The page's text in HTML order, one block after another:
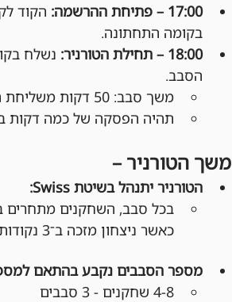
17:00 – פתיחת ההרשמה:
הקוד
בקומה התחתונה.
18:00 – תחילת הטורניר:
נשלח
הסבב.
משך סבב: 50 דקות משליחת ההודעה בוואטסאפ.
תהיה הפסקה של כמה דקות
משך הטורניר –
הטורניר יתנהל בשיטת Swiss:
כאשר ניצחון מזכה ב־3 נקודות, תיקו ב־1 נקודה והפסד ב־0 נקודות.
מספר הסבבים נקבע בהתאם
4-8 שחקנים - 3 סבבים